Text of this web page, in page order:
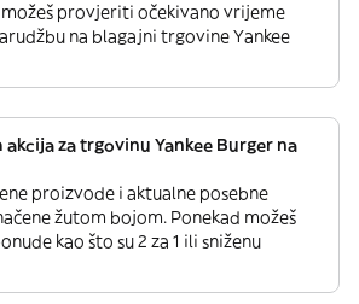
provjeriti očekivano vrijeme
na blagajni trgovine Yankee
za trgovinu Yankee Burger na
proizvode i aktualne posebne
žutom bojom. Ponekad možeš
kao što su 2 za 1 ili sniženu